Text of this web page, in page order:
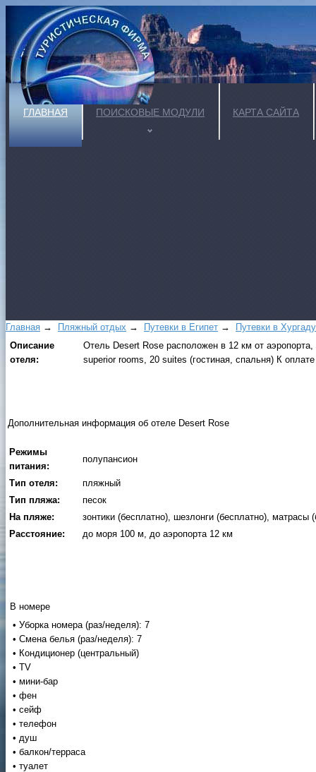
ГЛАВНАЯ ПОИСКОВЫЕ МОДУЛИ КАРТА САЙТА
Главная → Пляжный отдых → Путевки в Египет →
Путевки в Xуpгaду
Описание
отеля:
Отель Desert Rose расположен в 12 км от
superior rooms, 20 suites (гостиная, спальня) К
Дополнительная информация об отеле Desert Rose
Режимы
питания:
полупансион
Тип отеля:
пляжный
Тип пляжа:
песок
На пляже:
зонтики (бесплатно), шезлонги (бесплатно), матрасы
Расстояние:
до моря 100 м, до аэропорта 12 км
В номере
• Уборка номера (раз/неделя): 7
• Смена белья (раз/неделя): 7
• Кондиционер (центральный)
• TV
• мини-бар
• фен
• сейф
• телефон
• душ
• балкон/терраса
• туалет